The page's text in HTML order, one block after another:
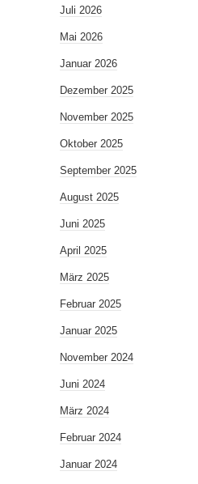
Juli 2026
Mai 2026
Januar 2026
Dezember 2025
November 2025
Oktober 2025
September 2025
August 2025
Juni 2025
April 2025
März 2025
Februar 2025
Januar 2025
November 2024
Juni 2024
März 2024
Februar 2024
Januar 2024